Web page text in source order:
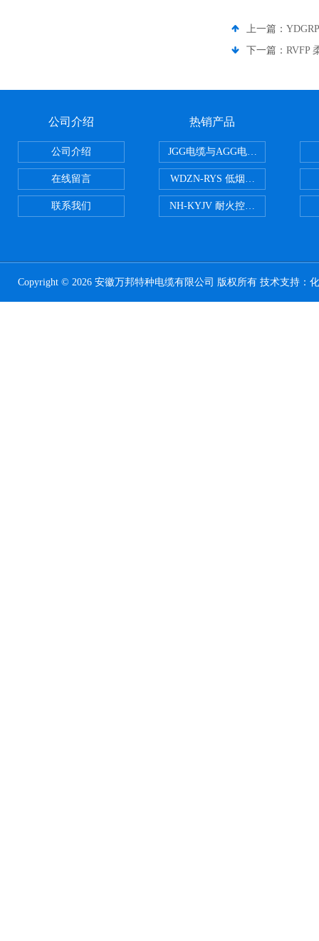
上一篇：
下一篇： RVFP
公司介绍
公司介绍
在线留言
联系我们
热销产品
JGG电缆与AGG电缆有什么区别
WDZN-RYS 低烟无卤耐火双绞线
NH-KYJV 耐火控制电缆
Copyright © 2026 安徽万邦特种电缆有限公司 版权所有 技术支持：